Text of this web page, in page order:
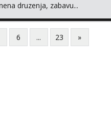
druzenja, zabavu...
6 ... 23 »